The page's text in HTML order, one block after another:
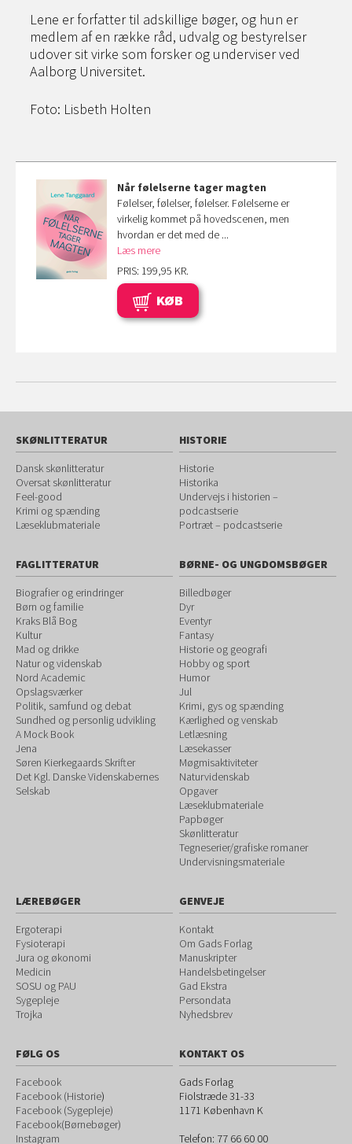
Lene er forfatter til adskillige bøger, og hun er
medlem af en række råd, udvalg og bestyrelser
udover sit virke som forsker og underviser ved
Aalborg Universitet.
Foto: Lisbeth Holten
Når følelserne tager magten
Følelser, følelser, følelser. Følelserne er
virkelig kommet på hovedscenen, men
hvordan er det med de ...
Læs mere
PRIS: 199,95 KR.
KØB
SKØNLITTERATUR
Dansk skønlitteratur
Oversat skønlitteratur
Feel-good
Krimi og spænding
Læseklubmateriale
HISTORIE
Historie
Historika
Undervejs i historien –
podcastserie
Portræt – podcastserie
FAGLITTERATUR
Biografier og erindringer
Børn og familie
Kraks Blå Bog
Kultur
Mad og drikke
Natur og videnskab
Nord Academic
Opslagsværker
Politik, samfund og debat
Sundhed og personlig udvikling
A Mock Book
Jena
Søren Kierkegaards Skrifter
Det Kgl. Danske Videnskabernes
Selskab
BØRNE- OG UNGDOMSBØGER
Billedbøger
Dyr
Eventyr
Fantasy
Historie og geografi
Hobby og sport
Humor
Jul
Krimi, gys og spænding
Kærlighed og venskab
Letlæsning
Læsekasser
Møgmisaktiviteter
Naturvidenskab
Opgaver
Læseklubmateriale
Papbøger
Skønlitteratur
Tegneserier/grafiske romaner
Undervisningsmateriale
LÆREBØGER
Ergoterapi
Fysioterapi
Jura og økonomi
Medicin
SOSU og PAU
Sygepleje
Trojka
GENVEJE
Kontakt
Om Gads Forlag
Manuskripter
Handelsbetingelser
Gad Ekstra
Persondata
Nyhedsbrev
FØLG OS
Facebook
Facebook (Historie)
Facebook (Sygepleje)
Facebook(Børnebøger)
Instagram
KONTAKT OS
Gads Forlag
Fiolstræde 31-33
1171 København K
Telefon: 77 66 60 00